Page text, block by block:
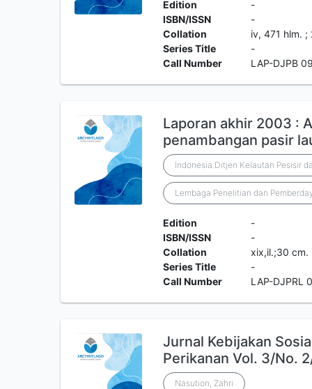
Edition
-
ISBN/ISSN
-
Collation
iv, 471 hlm. ;
Series Title
-
Call Number
LAP-DJPB
Laporan akhir 2003 :
penambangan pasir
Indonesia.Ditjen Kelautan Pesisir
Lembaga Penelitian dan
Edition
-
ISBN/ISSN
-
Collation
xix,il.;30 cm.
Series Title
-
Call Number
LAP-DJPRL
Jurnal Kebijakan
Perikanan Vol. 3/No.
Nasution, Zahri